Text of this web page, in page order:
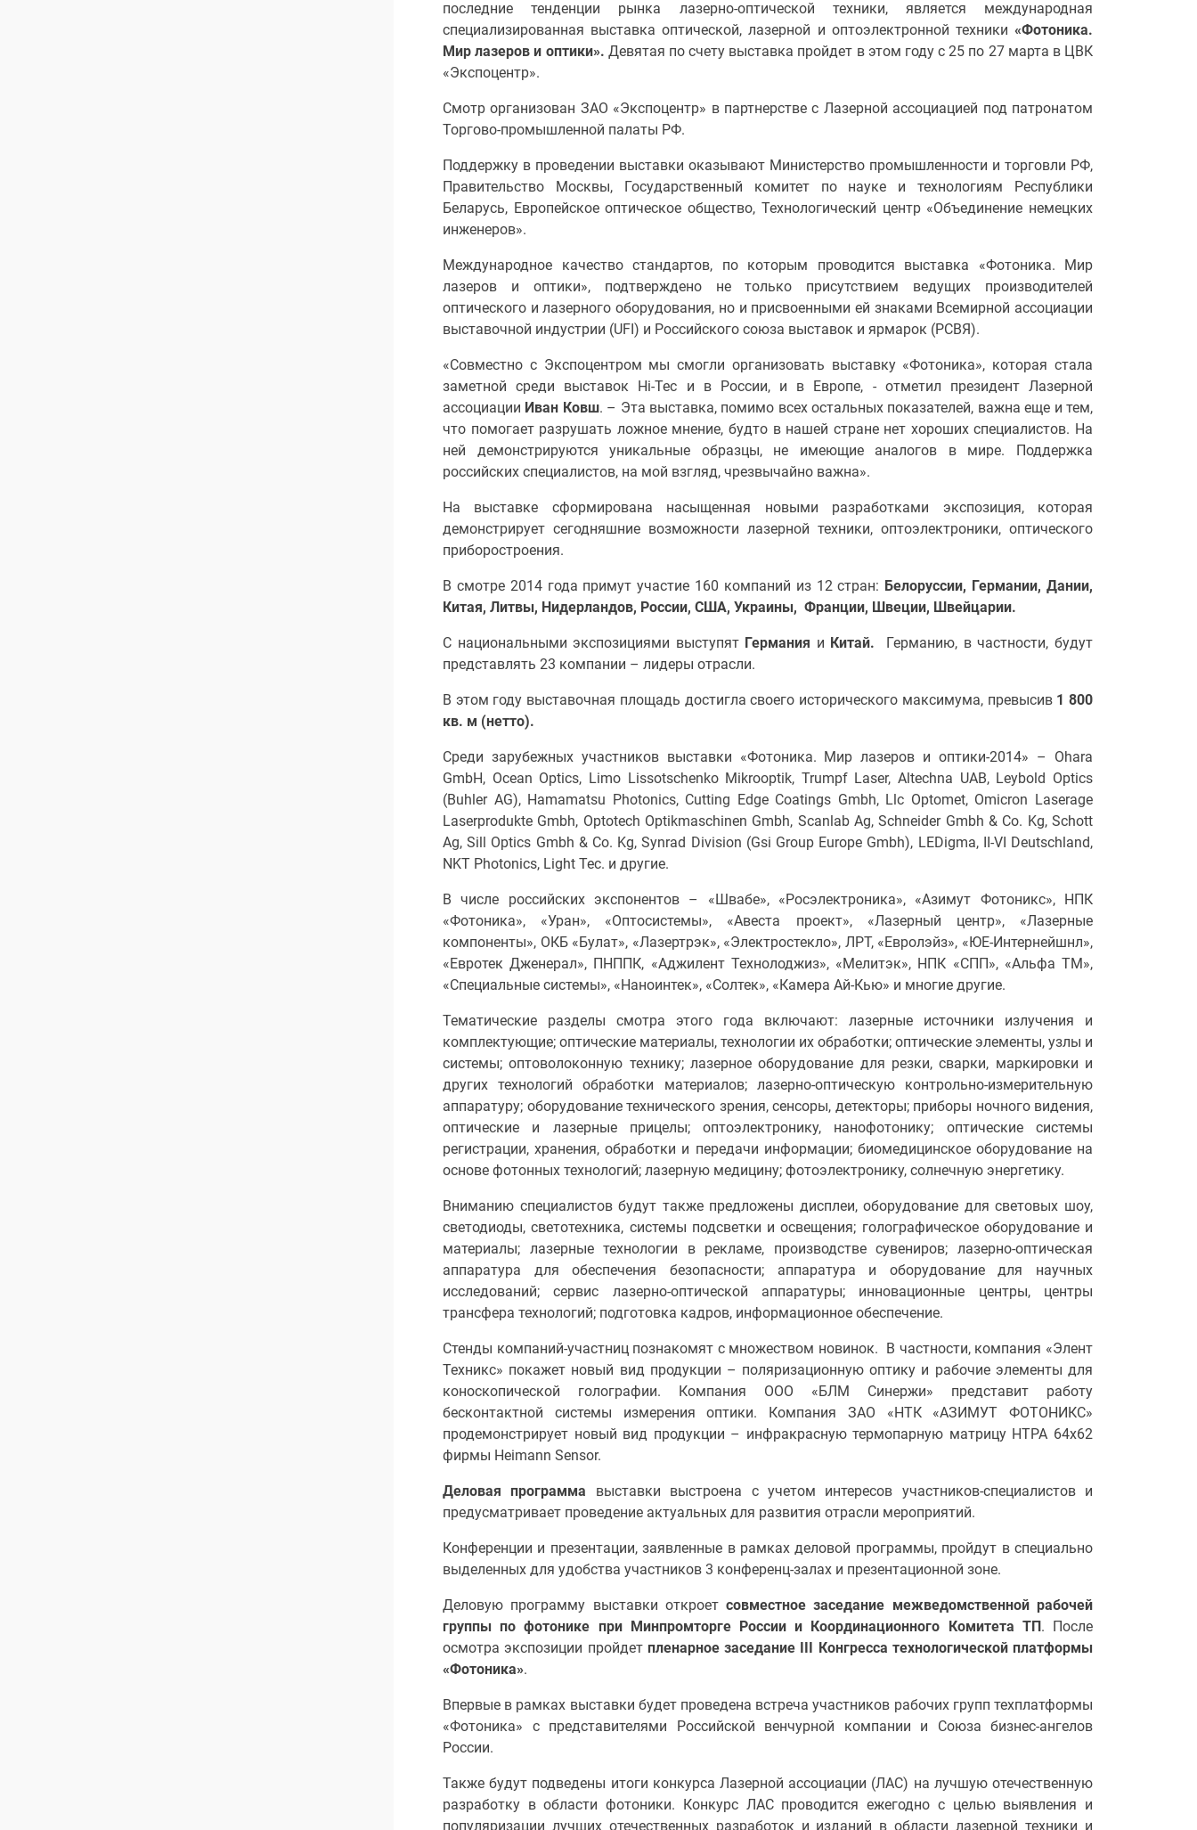
последние тенденции рынка лазерно-оптической техники, является международная
специализированная выставка оптической, лазерной и оптоэлектронной техники «Фотоника.
Мир лазеров и оптики». Девятая по счету выставка пройдет в этом году с 25 по 27 марта в ЦВК
«Экспоцентр».
Смотр организован ЗАО «Экспоцентр» в партнерстве с Лазерной ассоциацией под патронатом
Торгово-промышленной палаты РФ.
Поддержку в проведении выставки оказывают Министерство промышленности и торговли РФ,
Правительство Москвы, Государственный комитет по науке и технологиям Республики
Беларусь, Европейское оптическое общество, Технологический центр «Объединение немецких
инженеров».
Международное качество стандартов, по которым проводится выставка «Фотоника. Мир
лазеров и оптики», подтверждено не только присутствием ведущих производителей
оптического и лазерного оборудования, но и присвоенными ей знаками Всемирной ассоциации
выставочной индустрии (UFI) и Российского союза выставок и ярмарок (РСВЯ).
«Совместно с Экспоцентром мы смогли организовать выставку «Фотоника», которая стала
заметной среди выставок Hi-Tec и в России, и в Европе, - отметил президент Лазерной
ассоциации Иван Ковш. – Эта выставка, помимо всех остальных показателей, важна еще и тем,
что помогает разрушать ложное мнение, будто в нашей стране нет хороших специалистов. На
ней демонстрируются уникальные образцы, не имеющие аналогов в мире. Поддержка
российских специалистов, на мой взгляд, чрезвычайно важна».
На выставке сформирована насыщенная новыми разработками экспозиция, которая
демонстрирует сегодняшние возможности лазерной техники, оптоэлектроники, оптического
приборостроения.
В смотре 2014 года примут участие 160 компаний из 12 стран: Белоруссии, Германии, Дании,
Китая, Литвы, Нидерландов, России, США, Украины, Франции, Швеции, Швейцарии.
С национальными экспозициями выступят Германия и Китай.
Германию, в частности, будут
представлять 23 компании – лидеры отрасли.
В этом году выставочная площадь достигла своего исторического максимума, превысив1 800
кв. м (нетто).
Среди зарубежных участников выставки «Фотоника. Мир лазеров и оптики-2014» – Ohara
GmbH, Ocean Optics, Limo Lissotschenko Mikrooptik, Trumpf Laser, Altechna UAB, Leybold Optics
(Buhler AG), Hamamatsu Photonics, Cutting Edge Coatings Gmbh, Llc Optomet, Omicron Laserage
Laserprodukte Gmbh, Optotech Optikmaschinen Gmbh, Scanlab Ag, Schneider Gmbh & Co. Kg, Schott
Ag, Sill Optics Gmbh & Co. Kg, Synrad Division (Gsi Group Europe Gmbh), LEDigma, II-VI Deutschland,
NKT Photonics, Light Tec. и другие.
В числе российских экспонентов – «Швабе», «Росэлектроника», «Азимут Фотоникс», НПК
«Фотоника», «Уран», «Оптосистемы», «Авеста проект», «Лазерный центр», «Лазерные
компоненты», ОКБ «Булат», «Лазертрэк», «Электростекло», ЛРТ, «Евролэйз», «ЮЕ-Интернейшнл»,
«Евротек Дженерал», ПНППК, «Аджилент Технолоджиз», «Мелитэк», НПК «СПП», «Альфа ТМ»,
«Специальные системы», «Наноинтек», «Солтек», «Камера Ай-Кью» и многие другие.
Тематические разделы смотра этого года включают: лазерные источники излучения и
комплектующие; оптические материалы, технологии их обработки; оптические элементы, узлы и
системы; оптоволоконную технику; лазерное оборудование для резки, сварки, маркировки и
других технологий обработки материалов; лазерно-оптическую контрольно-измерительную
аппаратуру; оборудование технического зрения, сенсоры, детекторы; приборы ночного видения,
оптические и лазерные прицелы; оптоэлектронику, нанофотонику; оптические системы
регистрации, хранения, обработки и передачи информации; биомедицинское оборудование на
основе фотонных технологий; лазерную медицину; фотоэлектронику, солнечную энергетику.
Вниманию специалистов будут также предложены дисплеи, оборудование для световых шоу,
светодиоды, светотехника, системы подсветки и освещения; голографическое оборудование и
материалы; лазерные технологии в рекламе, производстве сувениров; лазерно-оптическая
аппаратура для обеспечения безопасности; аппаратура и оборудование для научных
исследований; сервис лазерно-оптической аппаратуры; инновационные центры, центры
трансфера технологий; подготовка кадров, информационное обеспечение.
Стенды компаний-участниц познакомят с множеством новинок. В частности, компания «Элент
Техникс» покажет новый вид продукции – поляризационную оптику и рабочие элементы для
коноскопической голографии. Компания ООО «БЛМ Синержи» представит работу
бесконтактной системы измерения оптики. Компания ЗАО «НТК «АЗИМУТ ФОТОНИКС»
продемонстрирует новый вид продукции – инфракрасную термопарную матрицу HTPA 64x62
фирмы Heimann Sensor.
Деловая программа выставки выстроена с учетом интересов участников-специалистов и
предусматривает проведение актуальных для развития отрасли мероприятий.
Конференции и презентации, заявленные в рамках деловой программы, пройдут в специально
выделенных для удобства участников 3 конференц-залах и презентационной зоне.
Деловую программу выставки откроетсовместное заседание межведомственной рабочей
группы по фотонике при Минпромторге России и Координационного Комитета ТП. После
осмотра экспозиции пройдет пленарное заседание III Конгресса технологической платформы
«Фотоника».
Впервые в рамках выставки будет проведена встреча участников рабочих групп техплатформы
«Фотоника» с представителями Российской венчурной компании и Союза бизнес-ангелов
России.
Также будут подведены итоги конкурса Лазерной ассоциации (ЛАС) на лучшую отечественную
разработку в области фотоники. Конкурс ЛАС проводится ежегодно с целью выявления и
популяризации лучших отечественных разработок и изданий в области лазерной техники и